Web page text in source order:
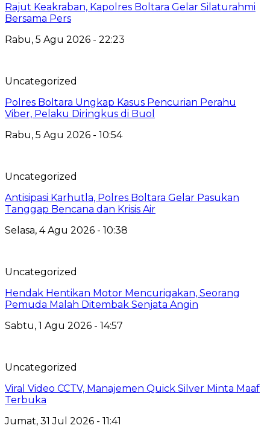
Rajut Keakraban, Kapolres Boltara Gelar Silaturahmi
Bersama Pers
Rabu, 5 Agu 2026 - 22:23
Uncategorized
Polres Boltara Ungkap Kasus Pencurian Perahu
Viber, Pelaku Diringkus di Buol
Rabu, 5 Agu 2026 - 10:54
Uncategorized
Antisipasi Karhutla, Polres Boltara Gelar Pasukan
Tanggap Bencana dan Krisis Air
Selasa, 4 Agu 2026 - 10:38
Uncategorized
Hendak Hentikan Motor Mencurigakan, Seorang
Pemuda Malah Ditembak Senjata Angin
Sabtu, 1 Agu 2026 - 14:57
Uncategorized
Viral Video CCTV, Manajemen Quick Silver Minta Maaf
Terbuka
Jumat, 31 Jul 2026 - 11:41